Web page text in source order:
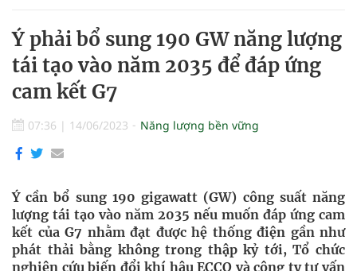
Ý phải bổ sung 190 GW năng lượng
tái tạo vào năm 2035 để đáp ứng
cam kết G7
07:36 | 14/06/2023 Năng lượng bền vững
Ý cần bổ sung 190 gigawatt (GW) công suất năng
lượng tái tạo vào năm 2035 nếu muốn đáp ứng cam
kết của G7 nhằm đạt được hệ thống điện gần như
phát thải bằng không trong thập kỷ tới, Tổ chức
nghiên cứu biến đổi khí hậu ECCO và công ty tư vấn